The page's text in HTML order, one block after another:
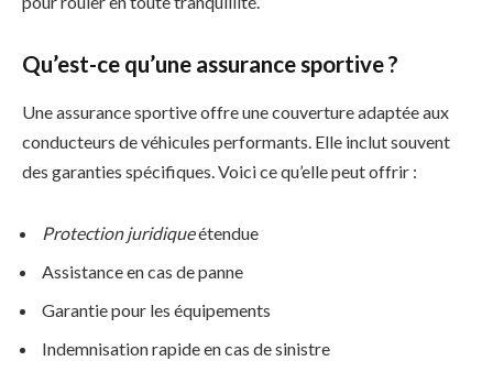
Qu’est-ce qu’une assurance sportive ?
Une assurance sportive offre une couverture adaptée aux
conducteurs de véhicules performants. Elle inclut souvent
des garanties spécifiques. Voici ce qu’elle peut offrir :
Protection juridiqueétendue
Assistance en cas de panne
Garantie pour les équipements
Indemnisation rapide en cas de sinistre